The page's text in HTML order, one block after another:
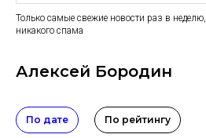
Только самые свежие новости раз в неделю,
никакого спама
Алексей Бородин
По дате По рейтингу